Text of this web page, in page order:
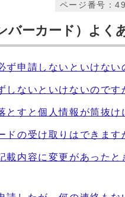
ページ番号：
バーカード）よく
ず申請しないといけない
しないといけないのです
とすと個人情報が筒抜け
ドの受け取りはできます
載内容に変更があったと